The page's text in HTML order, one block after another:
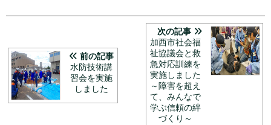
前の記事
水防技術講
習会を実施
しました
次の記事
加西市社会福
祉協議会と救
急対応訓練を
実施しました
～障害を超え
て、みんなで
学ぶ信頼の絆
づくり～